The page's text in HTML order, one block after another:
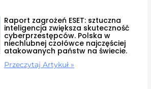
Raport zagrożeń ESET: sztuczna
inteligencja zwiększa skuteczność
cyberprzestępców. Polska w
niechlubnej czołówce najczęściej
atakowanych państw na świecie.
Przeczytaj Artykuł »